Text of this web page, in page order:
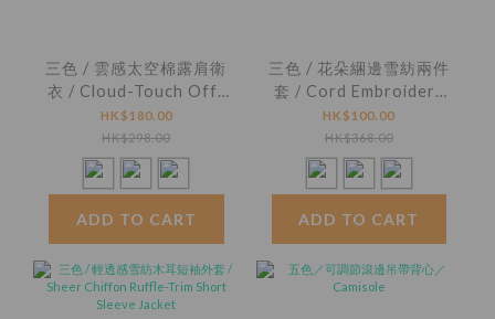
三色 / 雲感太空棉露肩衛
衣 / Cloud-Touch Off-
Shoulder Sweatshirt
HK$180.00
HK$298.00
ADD TO CART
三色 / 花朵綑邊雪紡兩件
套 / Cord Embroidery
Chiffon Cami and
Jacket
HK$100.00
HK$368.00
ADD TO CART